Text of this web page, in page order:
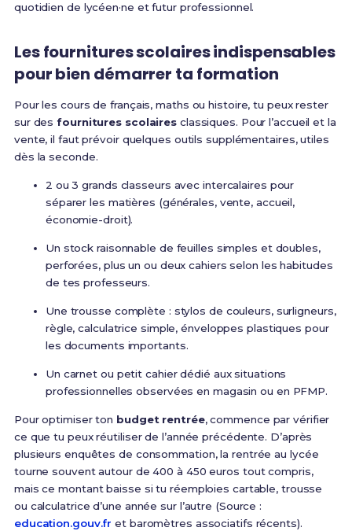
quotidien de lycéen·ne et futur professionnel.
Les fournitures scolaires indispensables
pour bien démarrer ta formation
Pour les cours de français, maths ou histoire, tu peux rester
sur desfournitures scolaires classiques. Pour l’accueil et la
vente, il faut prévoir quelques outils supplémentaires, utiles
dès la seconde.
2 ou 3 grands classeurs avec intercalaires pour
séparer les matières (générales, vente, accueil,
économie-droit).
Un stock raisonnable de feuilles simples et doubles,
perforées, plus un ou deux cahiers selon les habitudes
de tes professeurs.
Une trousse complète : stylos de couleurs, surligneurs,
règle, calculatrice simple, énveloppes plastiques pour
les documents importants.
Un carnet ou petit cahier dédié aux situations
professionnelles observées en magasin ou en PFMP.
Pour optimiser ton budget rentrée, commence par vérifier
ce que tu peux réutiliser de l’année précédente. D’après
plusieurs enquêtes de consommation, la rentrée au lycée
tourne souvent autour de 400 à 450 euros tout compris,
mais ce montant baisse si tu réemploies cartable, trousse
ou calculatrice d’une année sur l’autre (Source :
education.gouv.fr et baromètres associatifs récents).